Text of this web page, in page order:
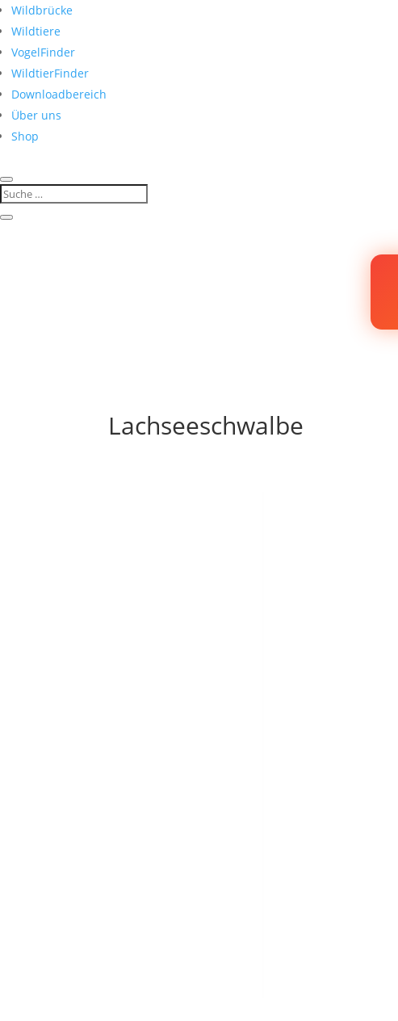
Wildbrücke
Wildtiere
VogelFinder
WildtierFinder
Downloadbereich
Über uns
Shop
Lachseeschwalbe